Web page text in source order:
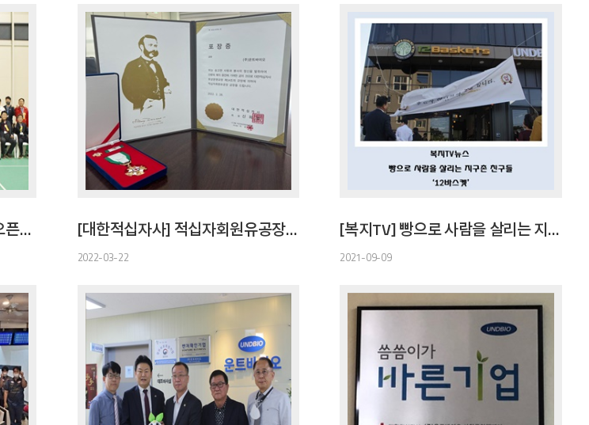
제1회 (주)운트바이오배 전국오픈배드민턴대회 [대한적십자사] 적십자회원유공장 금장
2022-03-22
[복지TV] 빵으로 사람을 살리는 지구촌 친구들 '12바스켓'
2021-09-09